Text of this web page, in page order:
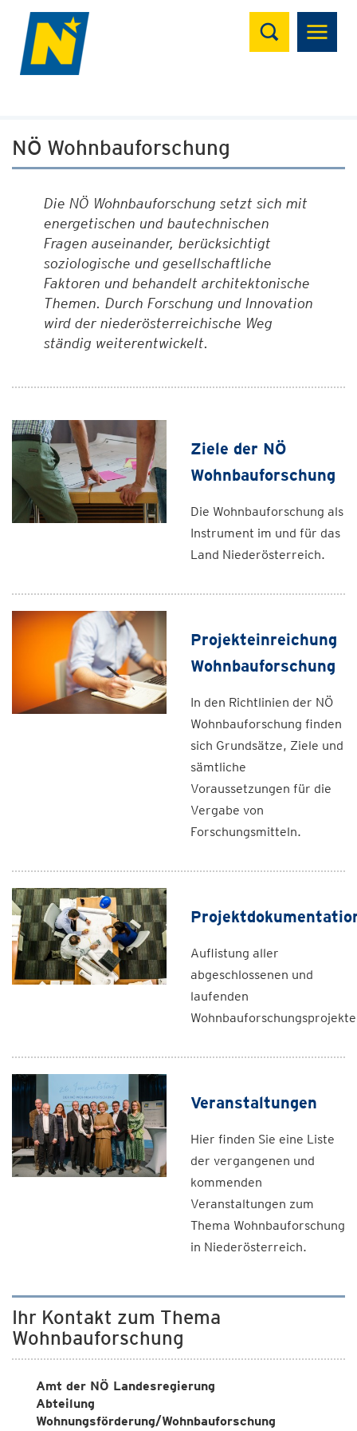
Suchen
NÖ Wohnbauforschung
Die NÖ Wohnbauforschung setzt sich mit
energetischen und bautechnischen
Fragen auseinander, berücksichtigt
soziologische und gesellschaftliche
Faktoren und behandelt architektonische
Themen. Durch Forschung und Innovation
wird der niederösterreichische Weg
ständig weiterentwickelt.
Ziele der NÖ
Wohnbauforschung
Die Wohnbauforschung als
Instrument im und für das
Land Niederösterreich.
Projekteinreichung
Wohnbauforschung
In den Richtlinien der NÖ
Wohnbauforschung finden
sich Grundsätze, Ziele und
sämtliche
Voraussetzungen für die
Vergabe von
Forschungsmitteln.
Auflistung aller
abgeschlossenen und
laufenden
Veranstaltungen
Hier finden Sie eine Liste
der vergangenen und
kommenden
Veranstaltungen zum
Thema Wohnbauforschung
in Niederösterreich.
Ihr Kontakt zum Thema
Wohnbauforschung
Amt der NÖ Landesregierung
Abteilung
Wohnungsförderung/Wohnbauforschung